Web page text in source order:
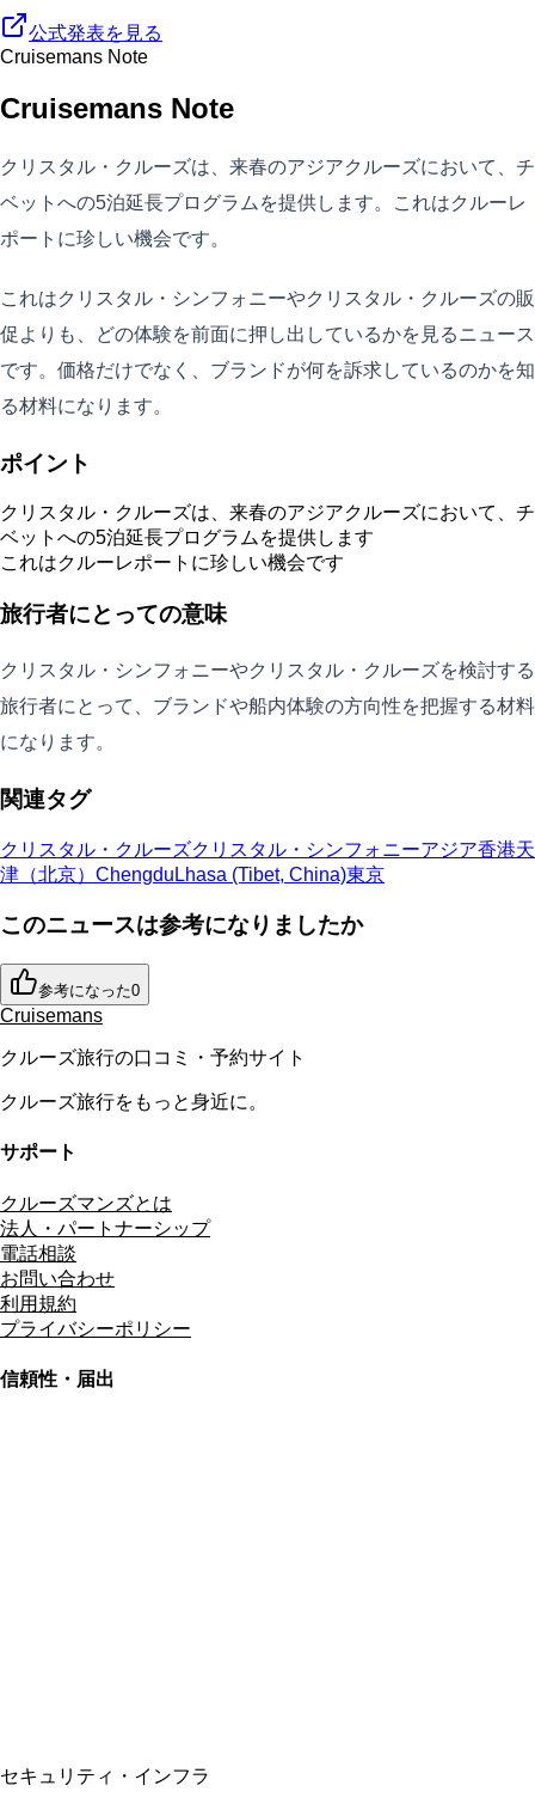
公式発表を見る
Cruisemans Note
Cruisemans Note
クリスタル・クルーズは、来春のアジアクルーズにおいて、チ
ベットへの5泊延長プログラムを提供します。これはクルーレ
ポートに珍しい機会です。
これはクリスタル・シンフォニーやクリスタル・クルーズの販
促よりも、どの体験を前面に押し出しているかを見るニュース
です。価格だけでなく、ブランドが何を訴求しているのかを知
る材料になります。
ポイント
クリスタル・クルーズは、来春のアジアクルーズにおいて、チ
ベットへの5泊延長プログラムを提供します
これはクルーレポートに珍しい機会です
旅行者にとっての意味
クリスタル・シンフォニーやクリスタル・クルーズを検討する
旅行者にとって、ブランドや船内体験の方向性を把握する材料
になります。
関連タグ
クリスタル・クルーズクリスタル・シンフォニーアジア香港天
津（北京） Chengdu Lhasa (Tibet, China)東京
このニュースは参考になりましたか
参考になった0
Cruisemans
クルーズ旅行の口コミ・予約サイト
クルーズ旅行をもっと身近に。
サポート
クルーズマンズとは
法人・パートナーシップ
電話相談
お問い合わせ
利用規約
プライバシーポリシー
信頼性・届出
セキュリティ・インフラ